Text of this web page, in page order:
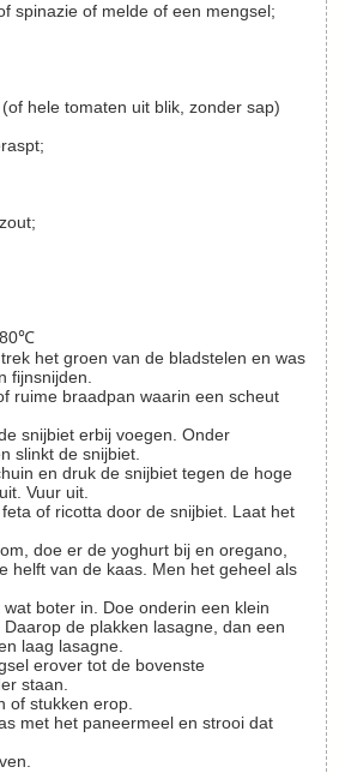
spinazie of melde of een mengsel;
hele tomaten uit blik, zonder sap)
fijnsnijden.
slinkt de snijbiet.
Vuur uit.
helft van de kaas. Men het geheel als
de plakken lasagne, dan een
laag lasagne.
staan.
of stukken erop.